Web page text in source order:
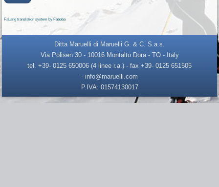
FaLang translation system by Faboba
Ditta Maruelli di Maruelli G. & C. S.a.s.
Via Polisen 30 - 10016 Montalto Dora - TO - Italy
tel. +39- 0125 650006 (4 linee r.a.) - fax +39- 0125 651505
- info@maruelli.com
P.IVA: 01574130017